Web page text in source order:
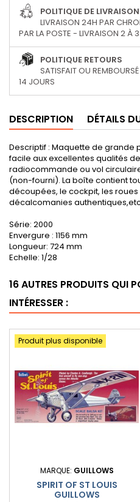
POLITIQUE DE LIVRAISON
LIVRAISON 24H PAR
PAR LA POSTE - LIVRAISON 2 À
POLITIQUE RETOURS
SATISFAIT OU
14 JOURS
DESCRIPTION DÉTAILS
Descriptif : Maquette de grande
facile aux excellentes qualités
radiocommande ou vol
(non-fourni). La boîte contient
découpées, le cockpit, les
décalcomanies
Série: 2000
Envergure : 1156 mm
Longueur: 724 mm
Echelle: 1/28
16 AUTRES PRODUITS QUI
INTÉRESSER :
Produit plus disponible
MARQUE: GUILLOWS
SPIRIT OF ST LOUIS
GUILLOWS